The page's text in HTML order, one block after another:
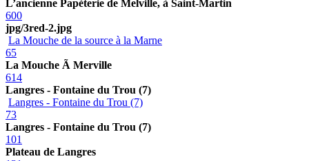
L’ancienne Papèterie de Melville, à Saint-Martin
600
jpg/3red-2.jpg
La Mouche de la source à la Marne
65
La Mouche Ã Merville
614
Langres - Fontaine du Trou (7)
Langres - Fontaine du Trou (7)
73
Langres - Fontaine du Trou (7)
101
Plateau de Langres